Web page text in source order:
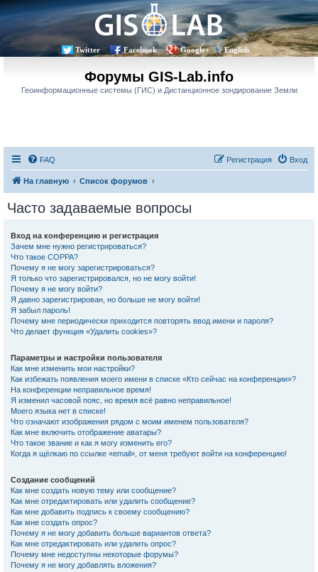
Twitter Facebook Google+ English
Форумы GIS-Lab.info
Геоинформационные системы (ГИС) и Дистанционное зондирование Земли
FAQ Вход
Регистрация
На главную Список форумов
Часто задаваемые вопросы
Вход на конференцию и регистрация
Зачем мне нужно регистрироваться?
Что такое COPPA?
Почему я не могу зарегистрироваться?
Я только что зарегистрировался, но не могу войти!
Почему я не могу войти?
Я давно зарегистрирован, но больше не могу войти!
Я забыл пароль!
Почему мне периодически приходится повторять ввод имени и пароля?
Что делает функция «Удалить cookies»?
Параметры и настройки пользователя
Как мне изменить мои настройки?
Как избежать появления моего имени в списке «Кто сейчас на конференции»?
На конференции неправильное время!
Я изменил часовой пояс, но время всё равно неправильное!
Моего языка нет в списке!
Что означают изображения рядом с моим именем пользователя?
Как мне включить отображение аватары?
Что такое звание и как я могу изменить его?
Когда я щёлкаю по ссылке «email», от меня требуют войти на конференцию!
Создание сообщений
Как мне создать новую тему или сообщение?
Как мне отредактировать или удалить сообщение?
Как мне добавить подпись к своему сообщению?
Как мне создать опрос?
Почему я не могу добавить больше вариантов ответа?
Как мне отредактировать или удалить опрос?
Почему мне недоступны некоторые форумы?
Почему я не могу добавлять вложения?